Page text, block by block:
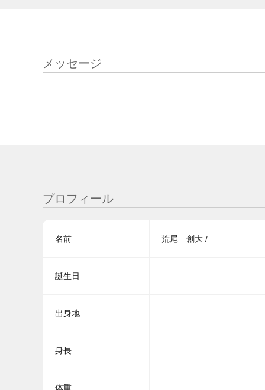
メッセージ
プロフィール
名前 荒尾 創大 /
誕生日
出身地
身長
体重